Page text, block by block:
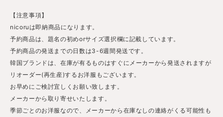
【注意事項】
nicoruは即納商品になります。
予約商品は、題名の初めorサイズ選択欄に記載しています。
予約商品の発送までの日数は3-6週間発送です。
韓国ブランドは、在庫が有るものはすぐにメーカーから発送されますが
リオーダー(再生産)するお洋服もございます。
お早めにご検討宜しくお願い致します。
メーカーから取り寄せいたします。
季節ごとのお洋服なので、メーカーから在庫なしの連絡がくる可能性も